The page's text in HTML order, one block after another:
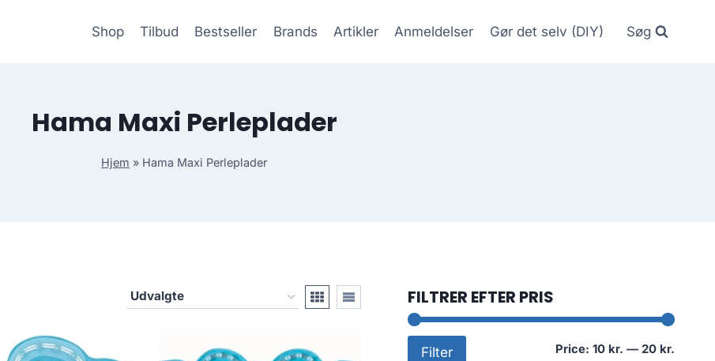
Shop Tilbud Bestseller Brands Artikler Anmeldelser Gør det selv (DIY) Søg
Hama Maxi Perleplader
Hjem » Hama Maxi Perleplader
FILTRER EFTER PRIS
Min
Max
Filter Price: 10 kr. — 20 kr.